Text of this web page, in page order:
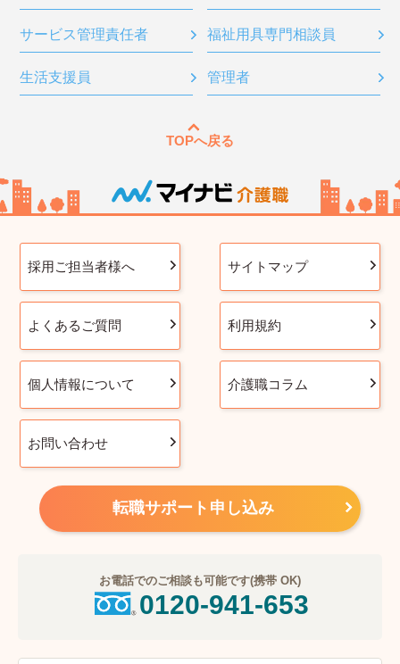
サービス管理責任者 福祉用具専門相談員
生活支援員 管理者
TOPへ戻る
採用ご担当者様へ サイトマップ
よくあるご質問 利用規約
個人情報について 介護職コラム
お問い合わせ
転職サポート申し込み
お電話でのご相談も可能です(携帯 OK)
0120-941-653